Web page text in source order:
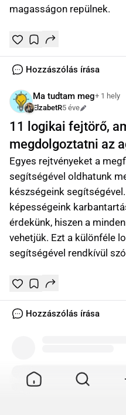
magasságon repülnek.
TetszikMentés
0
Hozzászólás írása
Ma tudtam meg+ 1 hely
ElzabetR5 éve
Szerkesztve
11 logikai fejtörő,
megdolgoztatni az
Egyes rejtvényeket a
segítségével oldhatunk
készségeink
képességeink
érdekünk, hiszen a
vehetjük. Ezt a különféle
segítségével rendkívül
TetszikMentés
0
Hozzászólás írása